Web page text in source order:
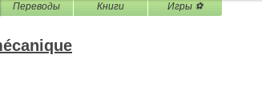
Переводы Книги Игры ⚽